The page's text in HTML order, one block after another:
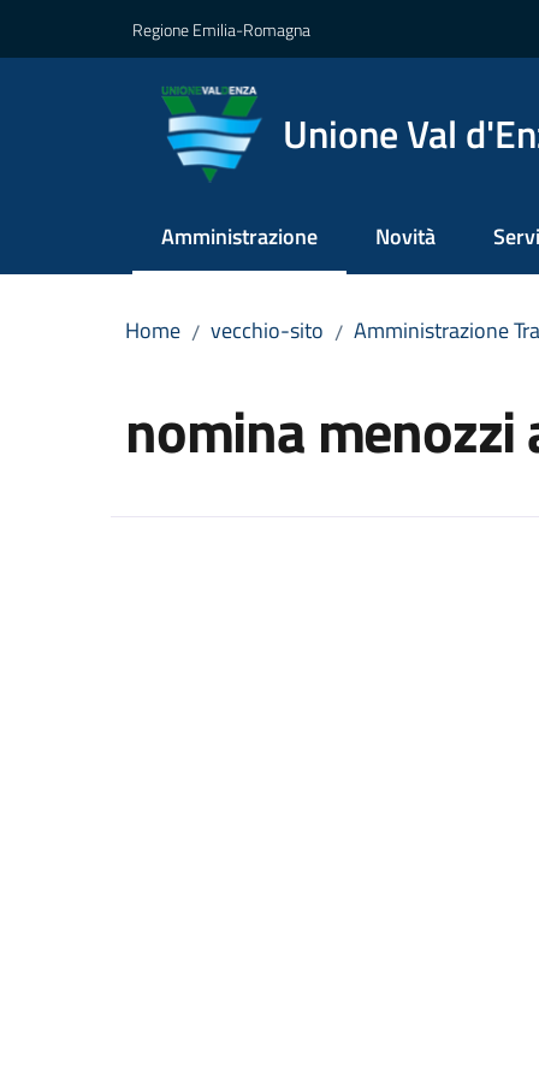
Regione Emilia-Romagna
Unione Val
Amministrazione
Menu selezionato Novità
Home / vecchio-sito / Amministrazione
nomina